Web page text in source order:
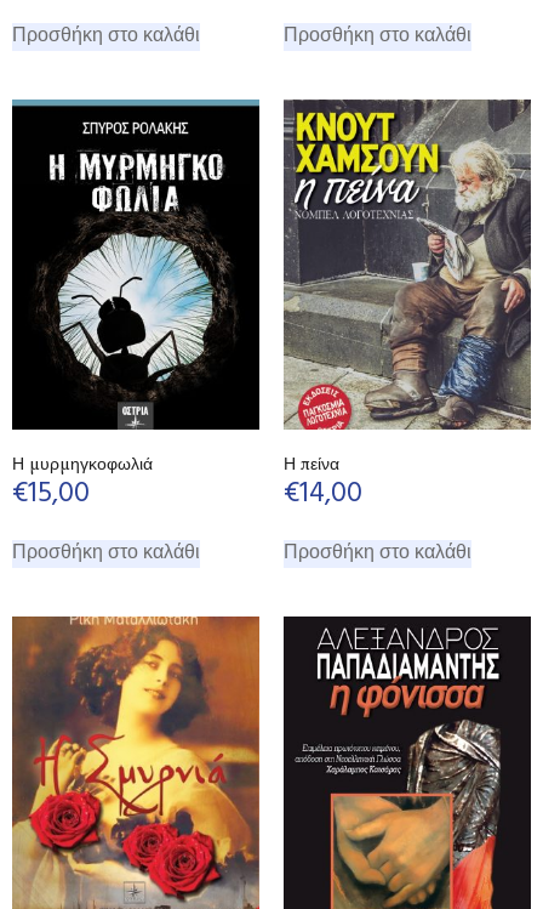
Προσθήκη στο καλάθι Προσθήκη στο καλάθι
Η μυρμηγκοφωλιά
€15,00
Προσθήκη στο καλάθι
Η πείνα
€14,00
Προσθήκη στο καλάθι